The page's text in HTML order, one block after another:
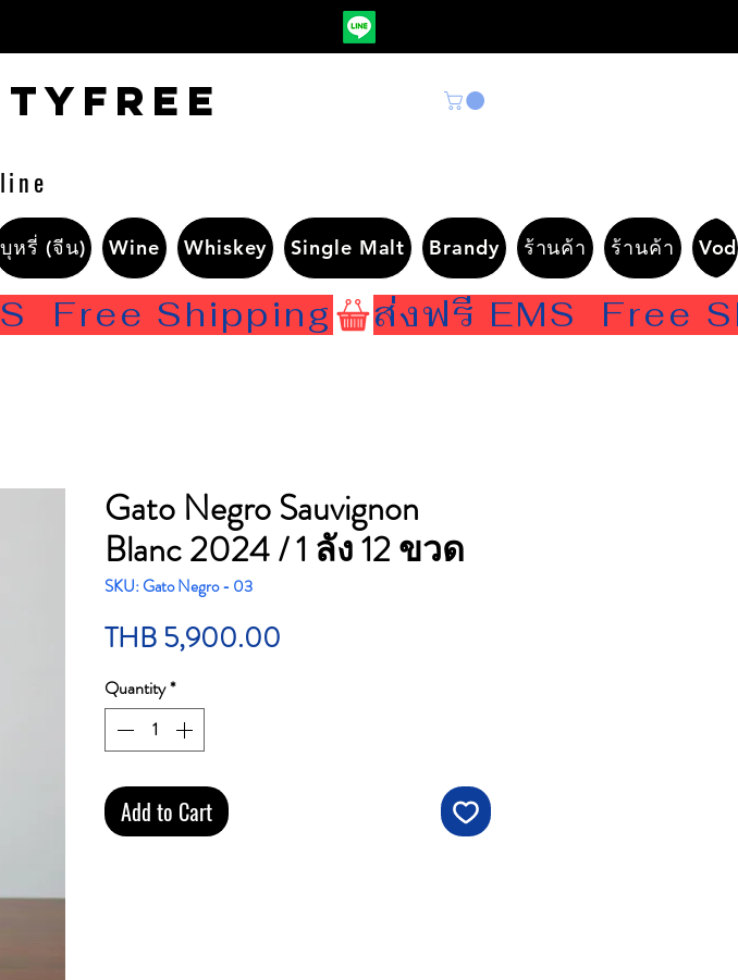
บุหรี่ (จีน) Wine Whiskey Single Malt Brandy ร้านค้า ร้านค้า
Gato Negro Sauvignon
Blanc 2024 / 1 ลัง 12 ขวด
SKU: Gato Negro - 03
THB 5,900.00
Quantity*
Add to Cart